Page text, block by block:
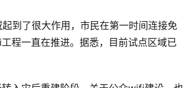
到了很大作用，市民在第一时间连接免
程一直在推进。据悉，目前试点区域已